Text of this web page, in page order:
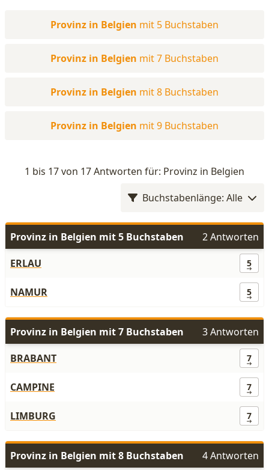
Provinz in Belgien mit 5 Buchstaben
Provinz in Belgien mit 7 Buchstaben
Provinz in Belgien mit 8 Buchstaben
Provinz in Belgien mit 9 Buchstaben
1 bis 17 von 17 Antworten für: Provinz in Belgien
Buchstabenlänge: Alle
Provinz in Belgien mit 5 Buchstaben
2 Antworten
ERLAU
5
NAMUR 5
Provinz in Belgien mit 7 Buchstaben
3 Antworten
BRABANT
7
CAMPINE 7
LIMBURG 7
Provinz in Belgien mit 8 Buchstaben
4 Antworten